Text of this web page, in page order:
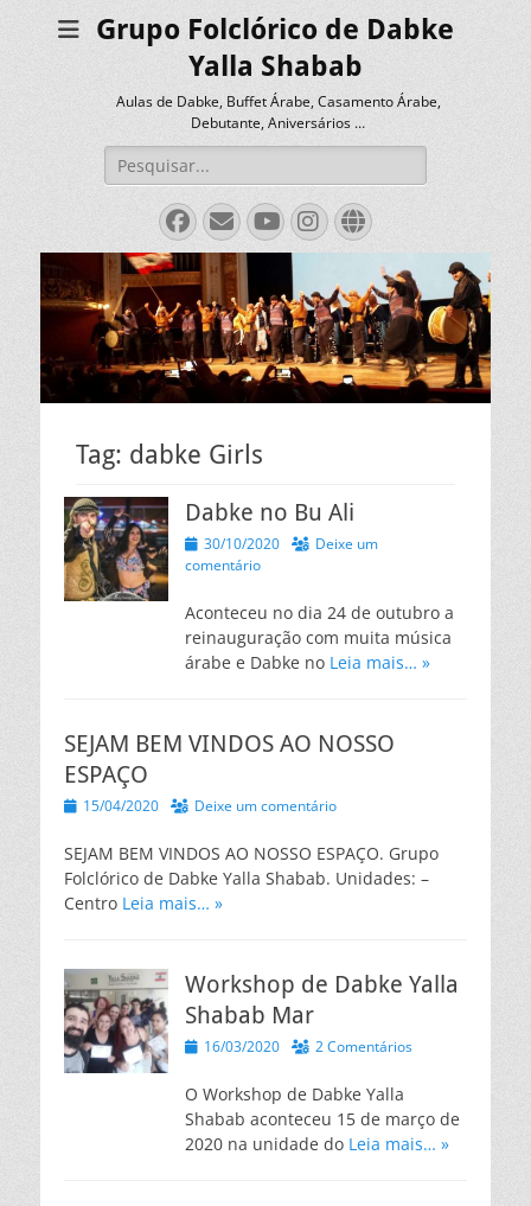
Grupo Folclórico de Dabke
Yalla Shabab
Aulas de Dabke, Buffet Árabe, Casamento Árabe,
Debutante, Aniversários …
Pesquisar
por:
Facebook
EmailYouTube
Instagram
Website
Tag: dabke Girls
Dabke no Bu Ali
Posted
on
30/10/2020
Deixe um
comentário
Aconteceu no dia 24 de outubro a
reinauguração com muita música
árabe e Dabke no Leia mais… »
SEJAM BEM VINDOS AO NOSSO
ESPAÇO
Posted15/04/2020 Deixe um comentário
SEJAM BEM VINDOS AO NOSSO ESPAÇO. Grupo
Folclórico de Dabke Yalla Shabab. Unidades: –
Centro Leia mais… »
Workshop de Dabke Yalla
Shabab Mar
Posted16/03/2020 2 Comentários
O Workshop de Dabke Yalla
Shabab aconteceu 15 de março de
2020 na unidade do Leia mais… »